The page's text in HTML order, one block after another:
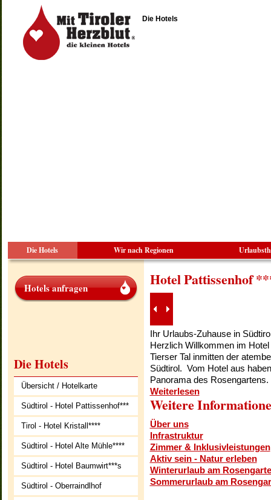
Die Hotels
Die Hotels Wir nach Regionen
Hotels anfragen
Die Hotels
Übersicht / Hotelkarte
Südtirol - Hotel Pattissenhof***
Tirol - Hotel Kristall****
Südtirol - Hotel Alte Mühle****
Südtirol - Hotel Baumwirt***s
Südtirol - Oberraindlhof
Hotel Pattissenhof
Ihr Urlaubs-Zuhause in
Herzlich Willkommen im
Tierser Tal inmitten der
Südtirol. Vom Hotel aus
Panorama des Rosengartens.
Weiterlesen
Weitere
Über uns
Infrastruktur
Zimmer & Inklusivleistungen
Aktiv sein - Natur erleben
Winterurlaub am
Sommerurlaub am